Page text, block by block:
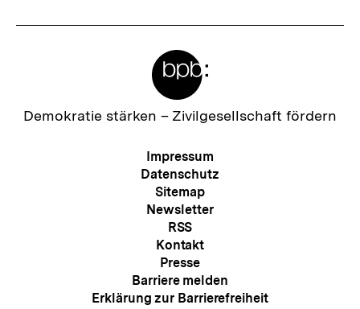
Zur
Demokratie stärken – Zivilgesellschaft fördern
Meta-
Navigation
Impressum
Datenschutz
Sitemap
Newsletter
RSS
Kontakt
Presse
Barriere melden
Erklärung zur Barrierefreiheit